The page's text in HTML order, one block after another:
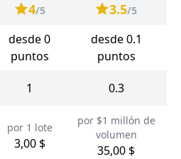
4/5 3.5/5
desde 0
puntos
desde 0.1
puntos
1 0.3
por 1 lote
3,00 $
por $1 millón de
volumen
35,00 $